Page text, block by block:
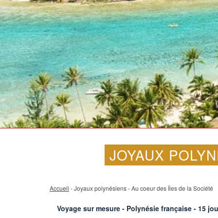
JOYAUX
Accueil - Joyaux polynésiens - Au coeur des Îles de la Société
Voyage sur mesure - Polynésie française - 15